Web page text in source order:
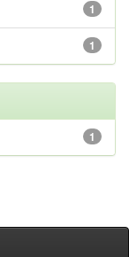
1
1
1